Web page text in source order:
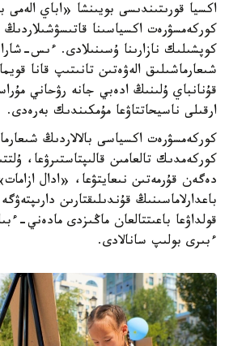
اكسيا قورىتىندىسى بويىنشا «اباي الەمى
كوركەمسۋرەت اكسياسىنا
كوپشىلىك نازارىنا ۇسىنىلادى. ءىس-
شىعارماشىلىق الەۋەتىن تانىتىپ قانا
قۇنانباي ۇلىنىڭ ادەبي جانە رۋحاني
ارقىلى ناسيحاتتاۋعا مۇمكىندىك بەرەدى.
كوركەمسۋرەت اكسياسى بالالاردىڭ
كوركەمدىك تالعامىن قالىپتاستىرۋعا،
دەگەن قۇرمەتىن نىعايتۋعا، «ادال
باعدارلاماسىنىڭ قۇندىلىقتارىن
قولداۋعا باعىتتالعان ماڭىزدى مادەني-
ءبىرى بولىپ سانالادى.